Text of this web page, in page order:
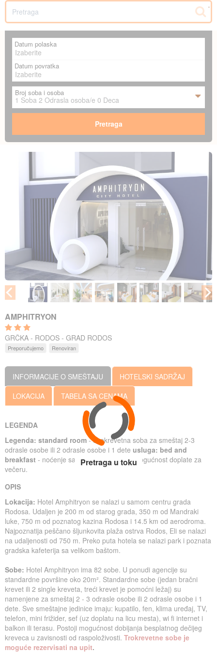
SR
Datum polaska
Datum povratka
Broj soba i osoba
1 Soba 2 Odrasla osoba/e 0 Deca
Pretraga
AMPHITRYON
GRČKA - RODOS - GRAD RODOS
Preporučujemo Renoviran
INFORMACIJE O SMEŠTAJU
HOTELSKI SADRŽAJ
LOKACIJA
TABELA SA CENAMA
LEGENDA
Legenda: standard room - dvokrevetna soba za smeštaj 2-3
odrasle osobe ili 2 odrasle osobe i 1 dete usluga: bed and
breakfast - noćenje sa doručkom, postoji mogućnost doplate za
večeru.
OPIS
Lokacija: Hotel Amphitryon se nalazi u samom centru grada
Rodosa. Udaljen je 200 m od starog grada, 350 m od Mandraki
luke, 750 m od poznatog kazina Rodosa i 14.5 km od aerodroma.
Najpoznatija peščano šljunkovita plaža ostrva Rodos, Eli se nalazi
na udaljenosti od 750 m. Preko puta hotela se nalazi park i poznata
gradska kafeterija sa velikom baštom.
Sobe: Hotel Amphitryon ima 82 sobe. U ponudi agencije su
standardne površine oko 20m². Standardne sobe (jedan bračni
krevet ili 2 single kreveta, treći krevet je pomoćni ležaj) su
namenjene za smeštaj 2 - 3 odrasle osobe ili 2 odrasle osobe i 1
dete. Sve smeštajne jedinice imaju: kupatilo, fen, klima uređaj, TV,
telefon, mini frižider, sef (uz doplatu na licu mesta), wi fi internet i
balkon ili terasu. Postoji mogućnost dobijanja besplatnog dečijeg
kreveca u zavisnosti od raspoloživosti. Trokrevetne sobe je
moguće rezervisati na upit.
Pretraga u toku